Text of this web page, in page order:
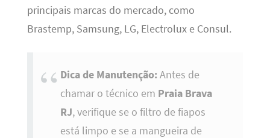
principais marcas do mercado, como
Brastemp, Samsung, LG, Electrolux e Consul.
Dica de Manutenção:Antes de
chamar o técnico em Praia Brava
RJ, verifique se o filtro de fiapos
está limpo e se a mangueira de